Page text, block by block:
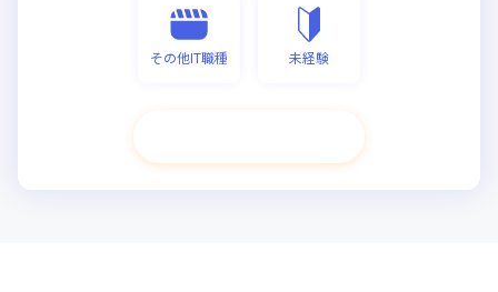
その他IT職種 未経験